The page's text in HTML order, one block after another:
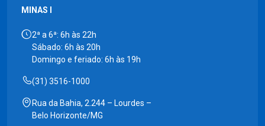
MINAS I
2ª a 6ª: 6h às 22h
Sábado: 6h às 20h
Domingo e feriado: 6h às 19h
(31) 3516-1000
Rua da Bahia, 2.244 – Lourdes –
Belo Horizonte/MG